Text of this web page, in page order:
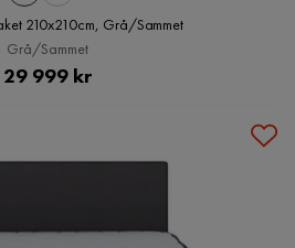
210x210cm, Grå/Sammet
Grå/Sammet
Pris
29 999 kr